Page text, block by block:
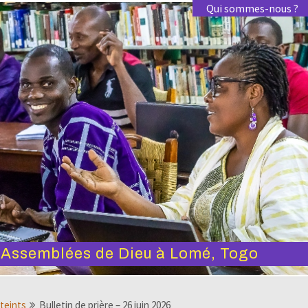
Qui sommes-nous ?
de Dieu à Lomé, Togo
Bulletin de prière – 26 juin 2026